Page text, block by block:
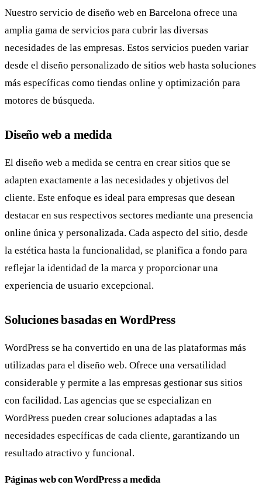
Nuestro servicio de diseño web en Barcelona ofrece una
amplia gama de servicios para cubrir las diversas
necesidades de las empresas. Estos servicios pueden variar
desde el diseño personalizado de sitios web hasta soluciones
más específicas como tiendas online y optimización para
motores de búsqueda.
Diseño web a medida
El diseño web a medida se centra en crear sitios que se
adapten exactamente a las necesidades y objetivos del
cliente. Este enfoque es ideal para empresas que desean
destacar en sus respectivos sectores mediante una presencia
online única y personalizada. Cada aspecto del sitio, desde
la estética hasta la funcionalidad, se planifica a fondo para
reflejar la identidad de la marca y proporcionar una
experiencia de usuario excepcional.
Soluciones basadas en WordPress
WordPress se ha convertido en una de las plataformas más
utilizadas para el diseño web. Ofrece una versatilidad
considerable y permite a las empresas gestionar sus sitios
con facilidad. Las agencias que se especializan en
WordPress pueden crear soluciones adaptadas a las
necesidades específicas de cada cliente, garantizando un
resultado atractivo y funcional.
Páginas web con WordPress a medida